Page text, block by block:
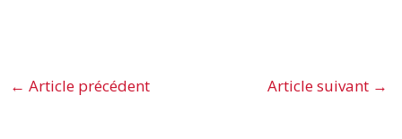
← Article précédent Article suivant →